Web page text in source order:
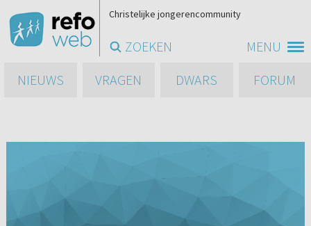
MENU
Christelijke jongerencommunity
ZOEKEN
NIEUWS
VRAGEN DWARS FORUM